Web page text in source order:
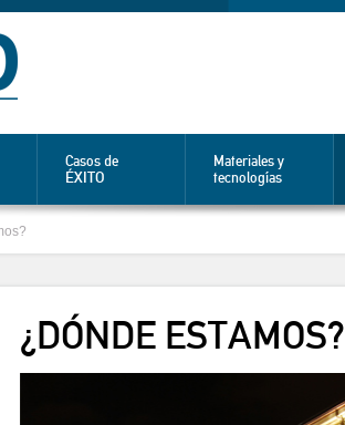
Casos de
ÉXITO
Materiales y
tecnologías
¿DÓNDE ESTAMOS?